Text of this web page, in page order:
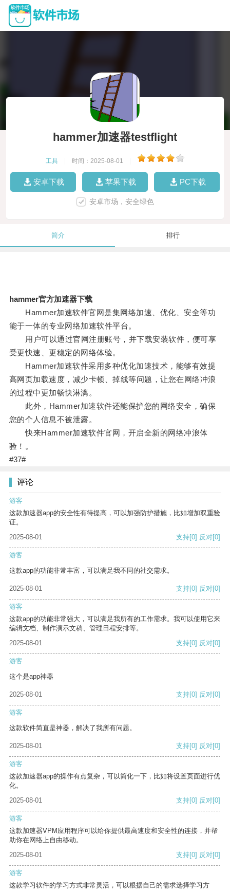
hammer加速器testflight
工具 时间：2025-08-01
安卓下载 苹果下载 PC下载
安卓市场，安全绿色
简介 排行
hammer官方加速器下载
Hammer加速软件官网是集网络加速、优化、安全等功
能于一体的专业网络加速软件平台。
用户可以通过官网注册账号，并下载安装软件，便可享
受更快速、更稳定的网络体验。
Hammer加速软件采用多种优化加速技术，能够有效提
高网页加载速度，减少卡顿、掉线等问题，让您在网络冲浪
的过程中更加畅快淋漓。
此外，Hammer加速软件还能保护您的网络安全，确保
您的个人信息不被泄露。
快来Hammer加速软件官网，开启全新的网络冲浪体
验！。
#37#
评论
游客
这款加速器app的安全性有待提高，可以加强防护措施，比如增加双重验
证。
2025-08-01
支持[0] 反对[0]
游客
这款app的功能非常丰富，可以满足我不同的社交需求。
2025-08-01 支持[0] 反对[0]
游客
这款app的功能非常强大，可以满足我所有的工作需求。我可以使用它来
编辑文档、制作演示文稿、管理日程安排等。
2025-08-01
支持[0] 反对[0]
游客
这个是app神器
2025-08-01 支持[0] 反对[0]
游客
这款软件简直是神器，解决了我所有问题。
2025-08-01 支持[0] 反对[0]
游客
这款加速器app的操作有点复杂，可以简化一下，比如将设置页面进行优
化。
2025-08-01
支持[0] 反对[0]
游客
这款加速器VPM应用程序可以给你提供最高速度和安全性的连接，并帮
助你在网络上自由移动。
2025-08-01
支持[0] 反对[0]
游客
这款学习软件的学习方式非常灵活，可以根据自己的需求选择学习方